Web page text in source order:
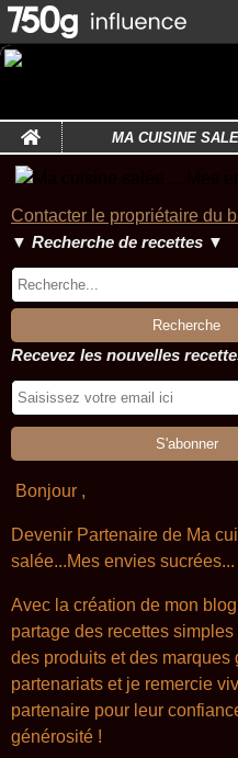
Home MA CUISINE
Contacter le propriétaire du
▼ Recherche de recettes ▼
Recevez les nouvelles
Bonjour ,
Devenir Partenaire de Ma
salée...Mes envies sucrées...
Avec la création de mon
partage des recettes
des produits et des marques
partenariats et je remercie
partenaire pour leur
générosité !